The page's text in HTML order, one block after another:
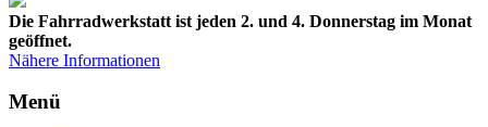
Die Fahrradwerkstatt ist jeden 2. und 4. Donnerstag im Monat
geöffnet.
Nähere Informationen
Menü